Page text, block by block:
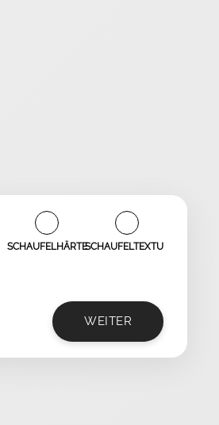
SCHAUFELHÄRTESCHAUFELTEXTUR
WEITER